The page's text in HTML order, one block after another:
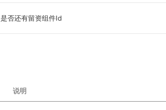
是否还有留资组件Id
说明